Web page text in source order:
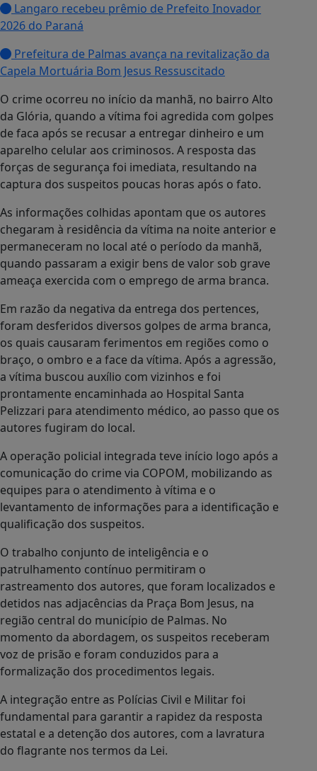
Langaro recebeu prêmio de Prefeito Inovador
2026 do Paraná
Prefeitura de Palmas avança na revitalização da
Capela Mortuária Bom Jesus Ressuscitado
O crime ocorreu no início da manhã, no bairro Alto
da Glória, quando a vítima foi agredida com golpes
de faca após se recusar a entregar dinheiro e um
aparelho celular aos criminosos. A resposta das
forças de segurança foi imediata, resultando na
captura dos suspeitos poucas horas após o fato.
As informações colhidas apontam que os autores
chegaram à residência da vítima na noite anterior e
permaneceram no local até o período da manhã,
quando passaram a exigir bens de valor sob grave
ameaça exercida com o emprego de arma branca.
Em razão da negativa da entrega dos pertences,
foram desferidos diversos golpes de arma branca,
os quais causaram ferimentos em regiões como o
braço, o ombro e a face da vítima. Após a agressão,
a vítima buscou auxílio com vizinhos e foi
prontamente encaminhada ao Hospital Santa
Pelizzari para atendimento médico, ao passo que os
autores fugiram do local.
A operação policial integrada teve início logo após a
comunicação do crime via COPOM, mobilizando as
equipes para o atendimento à vítima e o
levantamento de informações para a identificação e
qualificação dos suspeitos.
O trabalho conjunto de inteligência e o
patrulhamento contínuo permitiram o
rastreamento dos autores, que foram localizados e
detidos nas adjacências da Praça Bom Jesus, na
região central do município de Palmas. No
momento da abordagem, os suspeitos receberam
voz de prisão e foram conduzidos para a
formalização dos procedimentos legais.
A integração entre as Polícias Civil e Militar foi
fundamental para garantir a rapidez da resposta
estatal e a detenção dos autores, com a lavratura
do flagrante nos termos da Lei.